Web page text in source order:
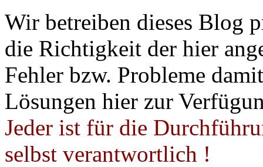
Wir betreiben dieses Blog
die Richtigkeit der hier
Fehler bzw. Probleme
Lösungen hier zur
Jeder ist für die
selbst verantwortlich !